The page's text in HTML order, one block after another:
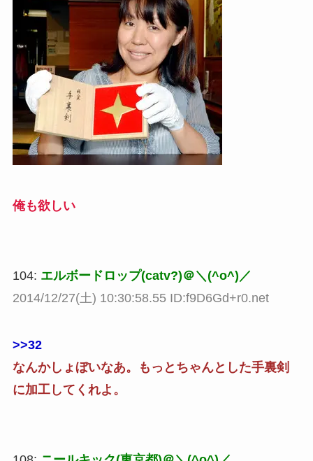
俺も欲しい
104: エルボードロップ(catv?)＠＼(^o^)／
2014/12/27(土) 10:30:58.55 ID:f9D6Gd+r0.net
>>32
なんかしょぼいなあ。もっとちゃんとした手裏剣
に加工してくれよ。